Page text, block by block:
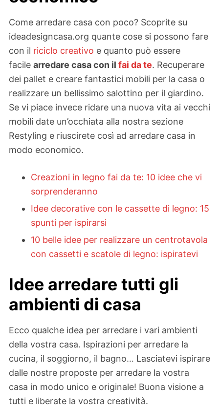
Come arredare casa con poco? Scoprite su
ideadesigncasa.org quante cose si possono fare
con il riciclo creativo e quanto può essere
facile arredare casa con il fai da te. Recuperare
dei pallet e creare fantastici mobili per la casa o
realizzare un bellissimo salottino per il giardino.
Se vi piace invece ridare una nuova vita ai vecchi
mobili date un’occhiata alla nostra sezione
Restyling e riuscirete così ad arredare casa in
modo economico.
Creazioni in legno fai da te: 10 idee che vi
sorprenderanno
Idee decorative con le cassette di legno: 15
spunti per ispirarsi
10 belle idee per realizzare un centrotavola
con cassetti e scatole di legno: ispiratevi
Idee arredare tutti gli
ambienti di casa
Ecco qualche idea per arredare i vari ambienti
della vostra casa. Ispirazioni per arredare la
cucina, il soggiorno, il bagno… Lasciatevi ispirare
dalle nostre proposte per arredare la vostra
casa in modo unico e originale! Buona visione a
tutti e liberate la vostra creatività.